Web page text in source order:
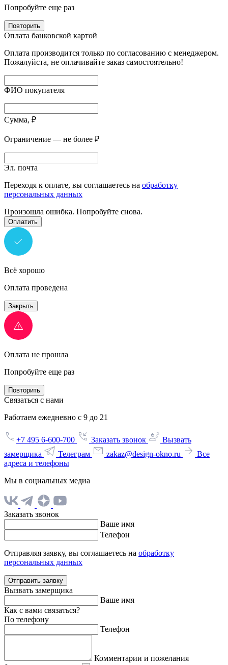
Попробуйте еще раз
Повторить
Оплата банковской картой
Оплата производится только по согласованию с менеджером.
Пожалуйста, не оплачивайте заказ самостоятельно!
ФИО покупателя
Сумма, ₽
Ограничение — не более ₽
Эл. почта
Переходя к оплате, вы соглашаетесь на обработку
персональных данных
Произошла ошибка. Попробуйте снова.
Оплатить
Всё хорошо
Оплата проведена
Закрыть
Оплата не прошла
Попробуйте еще раз
Повторить
Связаться с нами
Работаем ежедневно с 9 до 21
+7 495 6-600-700 Заказать звонок
Вызвать
замерщика
Телеграм zakaz@design-okno.ru
Все
адреса и телефоны
Мы в социальных медиа
Заказать звонок
Ваше имя
Телефон
Отправляя заявку, вы соглашаетесь на обработку
персональных данных
Отправить заявку
Вызвать замерщика
Ваше имя
Как с вами связаться?
По телефону
Телефон
Комментарии и пожелания